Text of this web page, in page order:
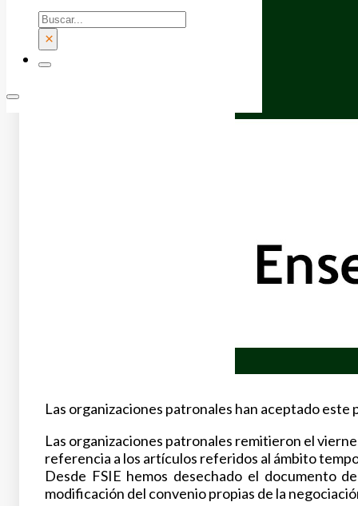
Buscar
×
Las organizaciones patronales han aceptado
Las organizaciones patronales remitieron el
referencia a los artículos referidos al ámbito
Desde FSIE hemos desechado el documento
modificación del convenio propias de la